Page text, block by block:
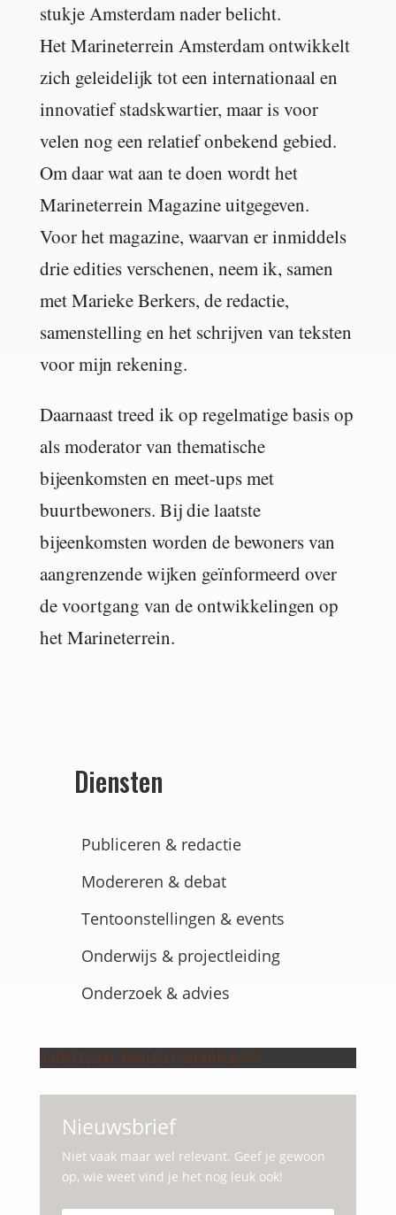
stukje Amsterdam nader belicht.
Het Marineterrein Amsterdam ontwikkelt
zich geleidelijk tot een internationaal en
innovatief stadskwartier, maar is voor
velen nog een relatief onbekend gebied.
Om daar wat aan te doen wordt het
Marineterrein Magazine uitgegeven.
Voor het magazine, waarvan er inmiddels
drie edities verschenen, neem ik, samen
met Marieke Berkers, de redactie,
samenstelling en het schrijven van teksten
voor mijn rekening.
Daarnaast treed ik op regelmatige basis op
als moderator van thematische
bijeenkomsten en meet-ups met
buurtbewoners. Bij die laatste
bijeenkomsten worden de bewoners van
aangrenzende wijken geïnformeerd over
de voortgang van de ontwikkelingen op
het Marineterrein.
Diensten
Publiceren & redactie
Modereren & debat
Tentoonstellingen & events
Onderwijs & projectleiding
Onderzoek & advies
RUIMTELIJKE KWALITEIT BERGPLAATS
Nieuwsbrief
Niet vaak maar wel relevant. Geef je gewoon
op, wie weet vind je het nog leuk ook!